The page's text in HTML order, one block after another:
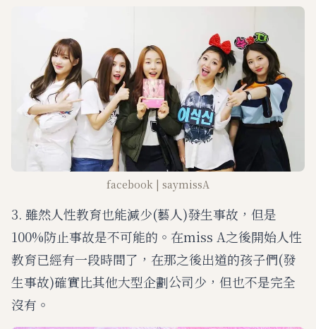
facebook | saymissA
3. 雖然人性教育也能減少(藝人)發生事故，但是
100%防止事故是不可能的。在miss A之後開始人性
教育已經有一段時間了，在那之後出道的孩子們(發
生事故)確實比其他大型企劃公司少，但也不是完全
沒有。